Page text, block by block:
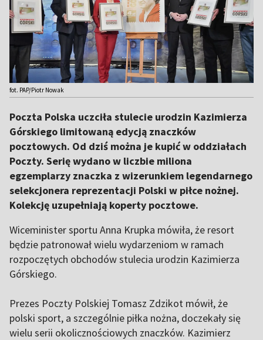
fot. PAP/Piotr Nowak
Poczta Polska uczciła stulecie urodzin Kazimierza
Górskiego limitowaną edycją znaczków
pocztowych. Od dziś można je kupić w oddziałach
Poczty. Serię wydano w liczbie miliona
egzemplarzy znaczka z wizerunkiem legendarnego
selekcjonera reprezentacji Polski w piłce nożnej.
Kolekcję uzupełniają koperty pocztowe.
Wiceminister sportu Anna Krupka mówiła, że resort
będzie patronował wielu wydarzeniom w ramach
rozpoczętych obchodów stulecia urodzin Kazimierza
Górskiego.
Prezes Poczty Polskiej Tomasz Zdzikot mówił, że
polski sport, a szczególnie piłka nożna, doczekały się
wielu serii okolicznościowych znaczków. Kazimierz